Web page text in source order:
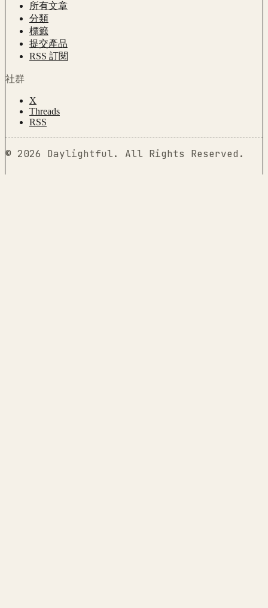
所有文章
分類
標籤
提交產品
RSS 訂閱
社群
X
Threads
RSS
© 2026 Daylightful. All Rights Reserved.